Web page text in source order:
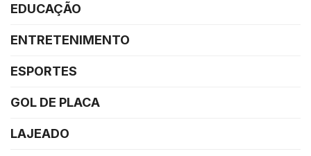
EDUCAÇÃO
ENTRETENIMENTO
ESPORTES
GOL DE PLACA
LAJEADO